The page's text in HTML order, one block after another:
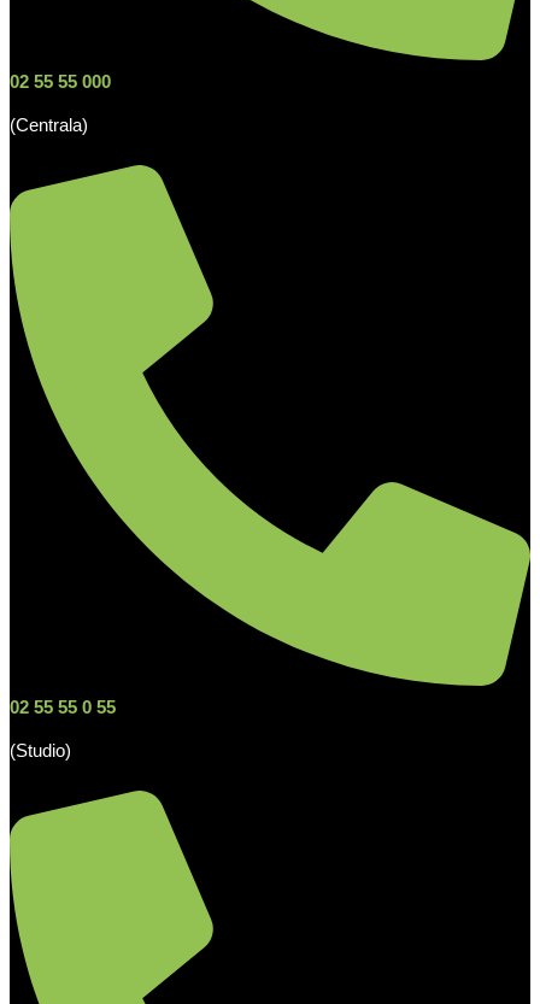
02 55 55 000
(Centrala)
02 55 55 0 55
(Studio)